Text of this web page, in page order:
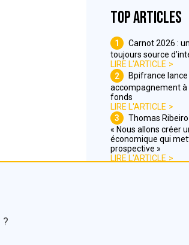
Top articles
1
Carnot 2026 :
toujours source
LIRE L'ARTICLE
2
Bpifrance
accompagnement à
fonds
LIRE L'ARTICLE
3
Thomas
« Nous allons créer
économique qui
prospective »
LIRE L'ARTICLE
?